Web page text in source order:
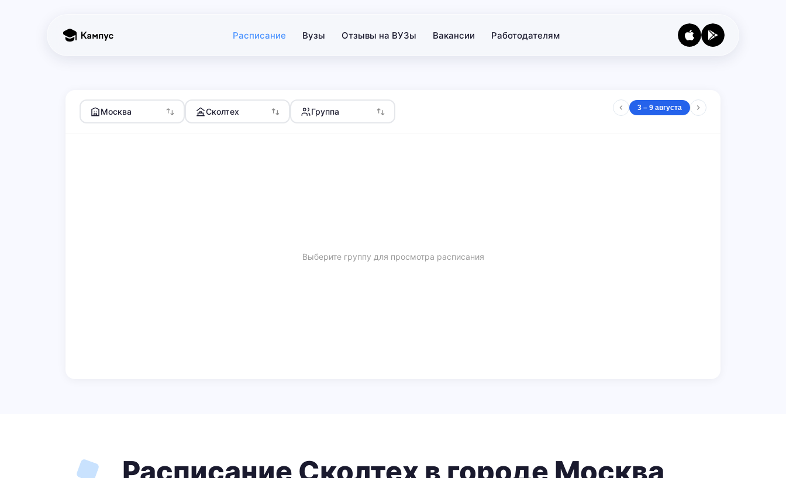
Расписание Вузы Отзывы на ВУЗы Вакансии Работодателям
Москва Сколтех Группа 3 – 9 августа
Выберите группу для просмотра расписания